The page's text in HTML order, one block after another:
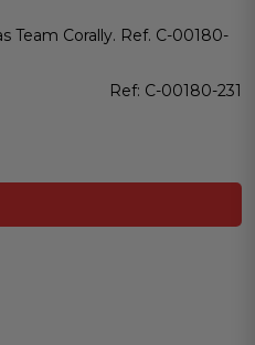
Team Corally. Ref. C-00180-
Ref: C-00180-231